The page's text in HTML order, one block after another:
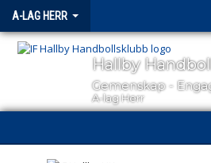
A-LAG HERR
Hallby
Gemenskap -
A-lag Herr